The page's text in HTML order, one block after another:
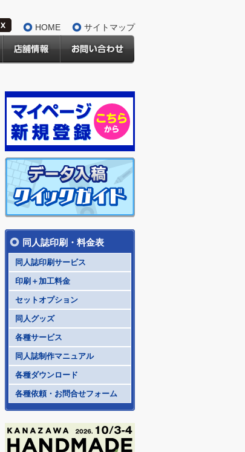
HOME サイトマップ
同人誌印刷・料金表
同人誌印刷サービス
印刷＋加工料金
セットオプション
同人グッズ
各種サービス
同人誌制作マニュアル
各種ダウンロード
各種依頼・お問合せフォーム